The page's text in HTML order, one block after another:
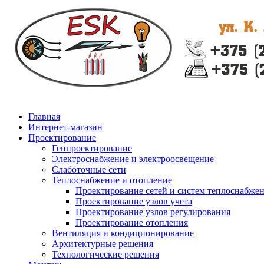
Главная
Интернет-магазин
Проектирование
Генпроектирование
Электроснабжение и электроосвещение
Слаботочные сети
Теплоснабжение и отопление
Проектирование сетей и систем
Проектирование узлов учета
Проектирование узлов регулирования
Проектирование отопления
Вентиляция и кондиционирование
Архитектурные решения
Технологические решения